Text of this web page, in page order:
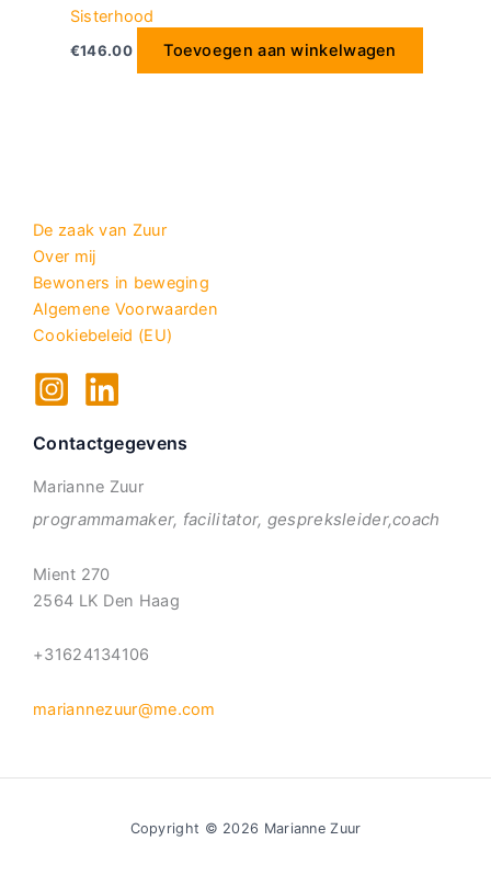
Sisterhood
€146.00 Toevoegen aan winkelwagen
De zaak van Zuur
Over mij
Bewoners in beweging
Algemene Voorwaarden
Cookiebeleid (EU)
Contactgegevens
Marianne Zuur
programmamaker, facilitator, gespreksleider,coach
Mient 270
2564 LK Den Haag
+31624134106
mariannezuur@me.com
Copyright © 2026 Marianne Zuur